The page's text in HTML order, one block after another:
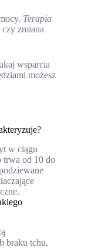
Terapia
czy zmiana
wsparcia
możesz
w ciągu
trwa od 10 do
braku tchu,